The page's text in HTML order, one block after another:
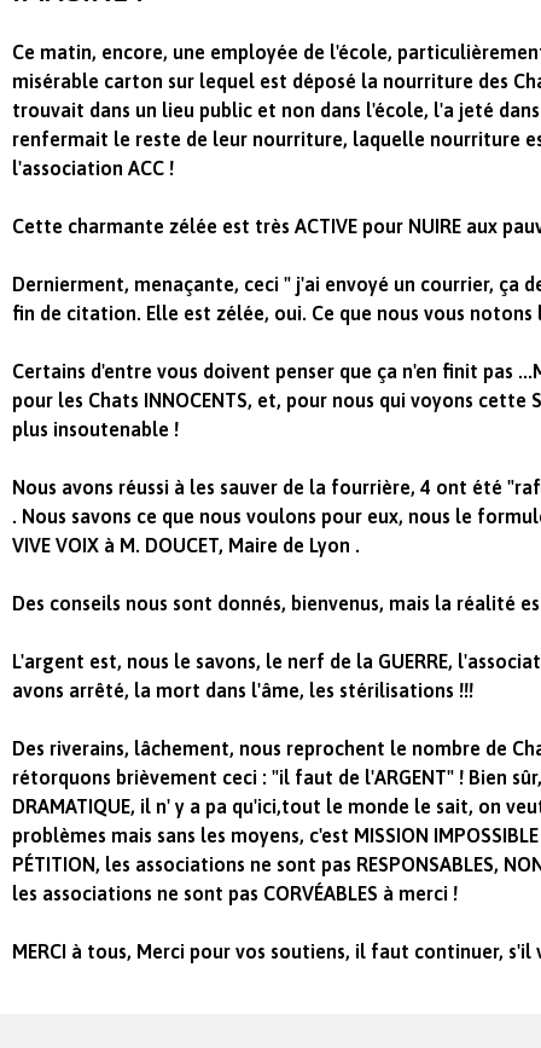
Ce matin, encore, une employée de l'école,
misérable carton sur lequel est déposé la nourriture des
trouvait dans un lieu public et non dans l'école, l'a jeté
renfermait le reste de leur nourriture, laquelle nourriture
l'association ACC !
Cette charmante zélée est très ACTIVE pour NUIRE aux
Dernierment, menaçante, ceci " j'ai envoyé un courrier, ça
fin de citation. Elle est zélée, oui. Ce que nous vous notons
Certains d'entre vous doivent penser que ça n'en finit pas
pour les Chats INNOCENTS, et, pour nous qui voyons cette
plus insoutenable !
Nous avons réussi à les sauver de la fourrière, 4 ont été
. Nous savons ce que nous voulons pour eux, nous le
VIVE VOIX à M. DOUCET, Maire de Lyon .
Des conseils nous sont donnés, bienvenus, mais la réalité
L'argent est, nous le savons, le nerf de la GUERRE,
avons arrêté, la mort dans l'âme, les stérilisations !!!
Des riverains, lâchement, nous reprochent le nombre de
rétorquons brièvement ceci : "il faut de l'ARGENT" ! Bien
DRAMATIQUE, il n' y a pa qu'ici,tout le monde le sait, on
problèmes mais sans les moyens, c'est MISSION
PÉTITION, les associations ne sont pas RESPONSABLES,
les associations ne sont pas CORVÉABLES à merci !
MERCI à tous, Merci pour vos soutiens, il faut continuer, s'il